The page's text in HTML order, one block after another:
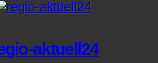
aktuell24